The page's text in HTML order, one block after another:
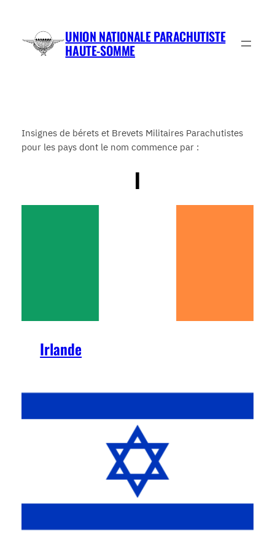
contenu
UNION NATIONALE PARACHUTISTE
HAUTE-SOMME
Insignes de bérets et Brevets Militaires Parachutistes
pour les pays dont le nom commence par :
I
Irlande